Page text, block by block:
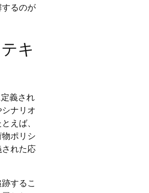
るのが
キ
義され
ナリオ
えば、
ポリシ
れた応
するこ